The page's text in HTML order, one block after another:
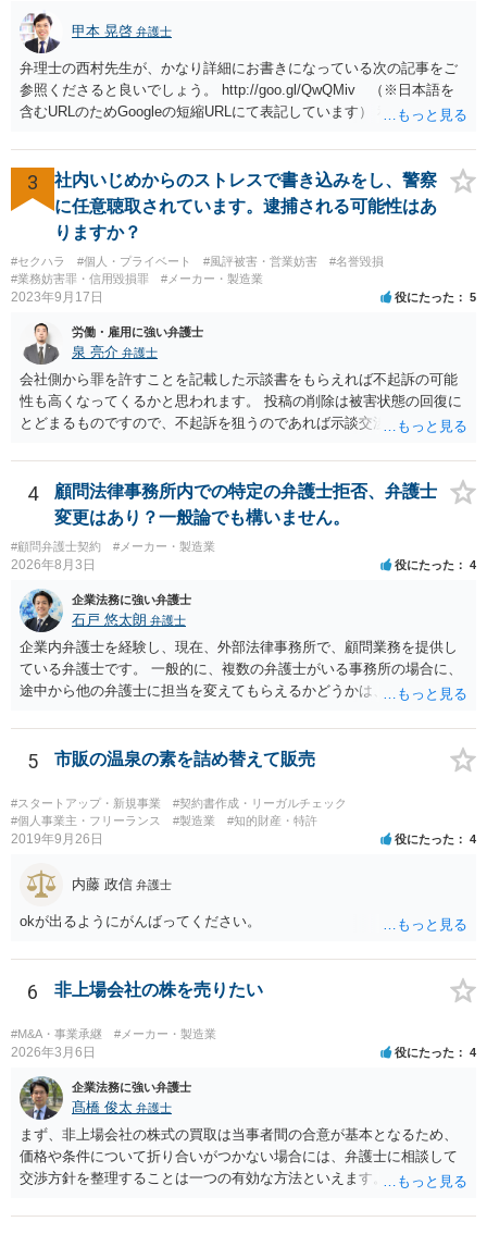
甲本 晃啓 弁護士
弁理士の西村先生が、かなり詳細にお書きになっている次の記事をご
参照くださると良いでしょう。 http://goo.gl/QwQMiv （※日本語を
含むURLのためGoogleの短縮URLにて表記しています） 私も同先生と
とも不正競争防止法上の問題は生じうると思います。
3
社内いじめからのストレスで書き込みをし、警察
に任意聴取されています。逮捕される可能性はあ
りますか？
#セクハラ #個人・プライベート #風評被害・営業妨害
#名誉毀損
#業務妨害罪・信用毀損罪
#メーカー・製造業
2023年9月17日 役にたった 5
労働・雇用に強い弁護士
泉 亮介 弁護士
会社側から罪を許すことを記載した示談書をもらえれば不起訴の可能
性も高くなってくるかと思われます。 投稿の削除は被害状態の回復に
とどまるものですので、不起訴を狙うのであれば示談交渉はされた方
4
顧問法律事務所内での特定の弁護士拒否、弁護士
変更はあり？一般論でも構いません。
#顧問弁護士契約 #メーカー・製造業
2026年8月3日 役にたった 4
企業法務に強い弁護士
石戸 悠太朗 弁護士
企業内弁護士を経験し、現在、外部法律事務所で、顧問業務を提供し
ている弁護士です。 一般的に、複数の弁護士がいる事務所の場合に、
途中から他の弁護士に担当を変えてもらえるかどうかは、当該事務所
が不満を抱いている弁護士を担当にすることは望ましくないため、別
の弁護士に変更するのが通常でしょう。それでも、担当弁護士を変え
いなどの事情があるかと思います。 担当弁護士が変わらず、仕事内容
も改善されない場合には、決済権限を持つ上司に相談し、顧問契約自
体を見直すのが一番かと思います。
5 市販の温泉の素を詰め替えて販売
#スタートアップ・新規事業
#契約書作成・リーガルチェック
#個人事業主・フリーランス
#製造業 #知的財産・特許
2019年9月26日 役にたった 4
内藤 政信 弁護士
okが出るようにがんばってください。
6 非上場会社の株を売りたい
#M&A・事業承継 #メーカー・製造業
2026年3月6日 役にたった 4
企業法務に強い弁護士
髙橋 俊太 弁護士
まず、非上場会社の株式の買取は当事者間の合意が基本となるため、
価格や条件について折り合いがつかない場合には、弁護士に相談して
交渉方針を整理することは一つの有効な方法といえます。特に、株価
いった点は専門的な判断を要することが多く、第三者の専門家が入る